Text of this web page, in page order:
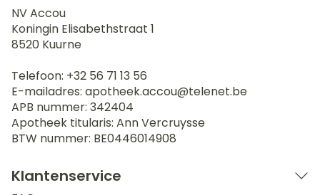
NV Accou
Koningin Elisabethstraat 1
8520 Kuurne
Telefoon: +32 56 71 13 56
E-mailadres: apotheek.accou@telenet.be
APB nummer: 342404
Apotheek titularis: Ann Vercruysse
BTW nummer: BE0446014908
Klantenservice